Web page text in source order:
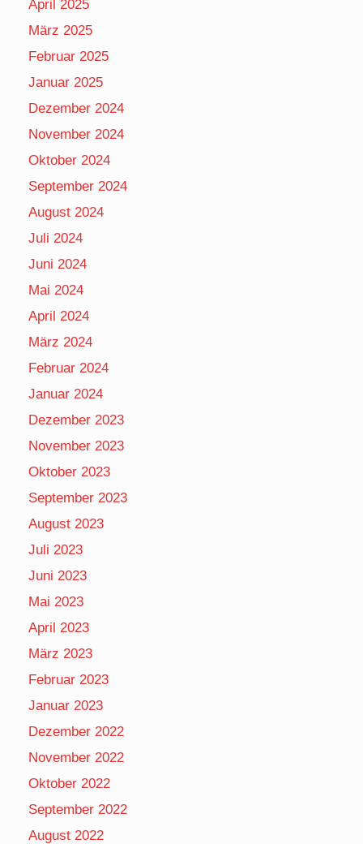
April 2025
März 2025
Februar 2025
Januar 2025
Dezember 2024
November 2024
Oktober 2024
September 2024
August 2024
Juli 2024
Juni 2024
Mai 2024
April 2024
März 2024
Februar 2024
Januar 2024
Dezember 2023
November 2023
Oktober 2023
September 2023
August 2023
Juli 2023
Juni 2023
Mai 2023
April 2023
März 2023
Februar 2023
Januar 2023
Dezember 2022
November 2022
Oktober 2022
September 2022
August 2022